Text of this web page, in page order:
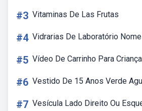
#3 Vitaminas De Las Frutas
#4 Vidrarias De Laboratório
#5 Vídeo De Carrinho Para Criança
#6 Vestido De 15 Anos Verde
#7 Vesícula Lado Direito Ou